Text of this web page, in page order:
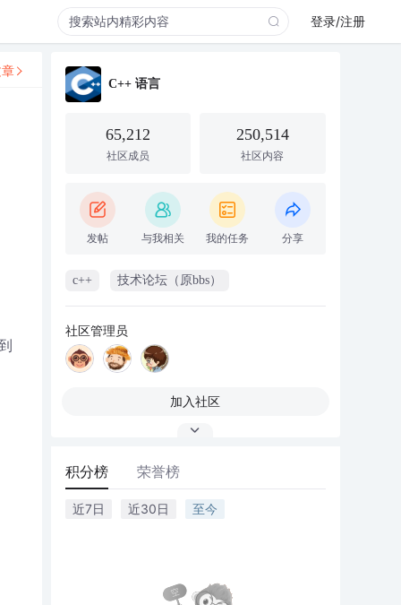
登录/注册
C++ 语言
65,212
社区成员
250,514
社区内容
发帖 与我相关 我的任务 分享
c++ 技术论坛（原bbs）
社区管理员
加入社区
积分榜 荣誉榜
近7日 近30日 至今